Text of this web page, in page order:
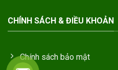
CHÍNH SÁCH & ĐIỀU KHOẢN
Chính sách bảo mật